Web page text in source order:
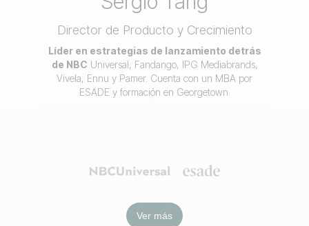
Director de Producto y Crecimiento
Líder en estrategias de lanzamiento detrás
de NBC Universal, Fandango, IPG Mediabrands,
Vivela, Ennu y Pamer. Cuenta con un MBA por
ESADE y formación en Georgetown.
Ver más